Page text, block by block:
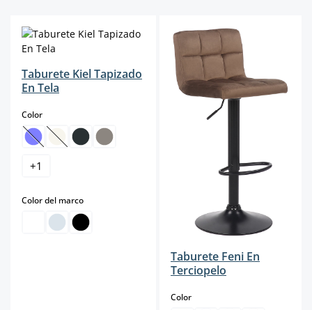
Taburete Kiel Tapizado
En Tela
Colorselect
(Esta opción no está disponible en este momento.)
(Esta opción no está disponible en este momento.)
+1
Color del marcoselect
Taburete Feni En
Terciopelo
Colorselect